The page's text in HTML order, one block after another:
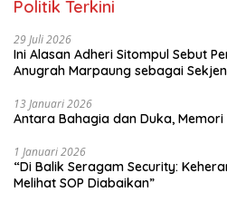
Politik Terkini
29 Juli 2026
Ini Alasan Adheri Sitompul Sebut
Anugrah Marpaung sebagai
13 Januari 2026
Antara Bahagia dan Duka,
1 Januari 2026
“Di Balik Seragam Security:
Melihat SOP Diabaikan”